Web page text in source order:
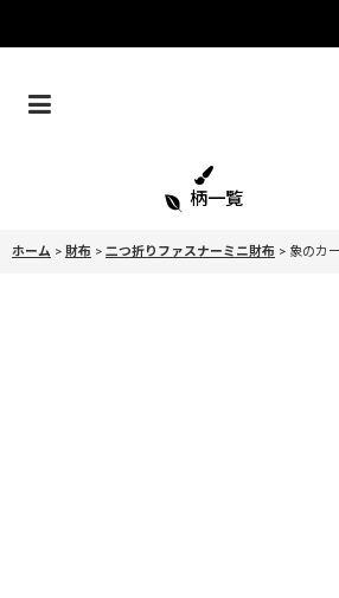
柄一覧
ホーム > 財布 > 二つ折りファスナーミニ財布 > 象のカ